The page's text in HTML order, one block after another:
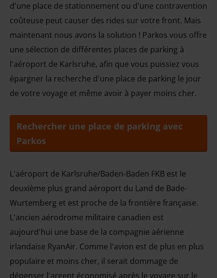
d'une place de stationnement ou d'une contravention
coûteuse peut causer des rides sur votre front. Mais
maintenant nous avons la solution ! Parkos vous offre
une sélection de différentes places de parking à
l'aéroport de Karlsruhe, afin que vous puissiez vous
épargner la recherche d'une place de parking le jour
de votre voyage et même avoir à payer moins cher.
Rechercher une place de parking avec
Parkos
L'aéroport de Karlsruhe/Baden-Baden FKB est le
deuxième plus grand aéroport du Land de Bade-
Wurtemberg et est proche de la frontière française.
L'ancien aérodrome militaire canadien est
aujourd'hui une base de la compagnie aérienne
irlandaise RyanAir. Comme l'avion est de plus en plus
populaire et moins cher, il serait dommage de
dépenser l'argent économisé après le voyage sur le